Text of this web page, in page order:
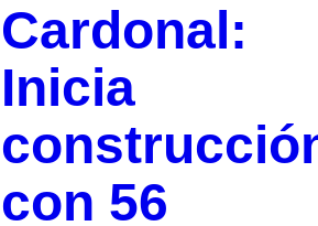
Cardonal:
Inicia
con 56